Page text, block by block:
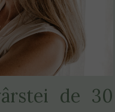
de 30